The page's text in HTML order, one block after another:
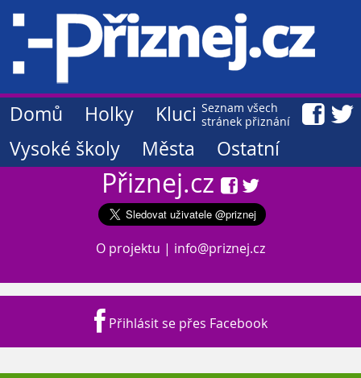
Seznam všech
stránek přiznání
Domů Holky
Kluci
Vysoké školy
Města Ostatní
Přiznej.cz
O projektu | info@priznej.cz
Přihlásit se přes Facebook